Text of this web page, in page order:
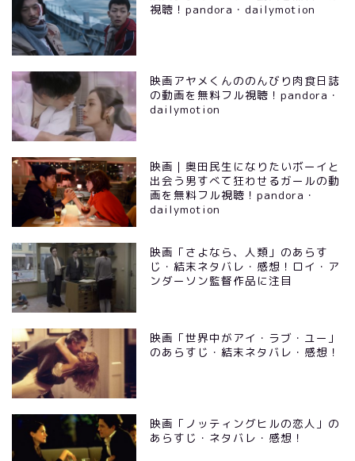
視聴！pandora・dailymotion
映画アヤメくんののんびり肉食日誌
の動画を無料フル視聴！pandora・
dailymotion
映画｜奥田民生になりたいボーイと
出会う男すべて狂わせるガールの動
画を無料フル視聴！pandora・
dailymotion
映画「さよなら、人類」のあらす
じ・結末ネタバレ・感想！ロイ・ア
ンダーソン監督作品に注目
映画「世界中がアイ・ラブ・ユー」
のあらすじ・結末ネタバレ・感想！
映画「ノッティングヒルの恋人」の
あらすじ・ネタバレ・感想！